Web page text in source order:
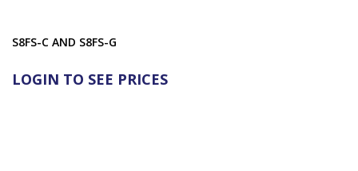
S8FS-C AND S8FS-G
LOGIN TO SEE PRICES